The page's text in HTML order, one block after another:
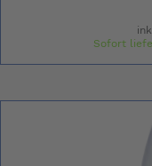
Sofort